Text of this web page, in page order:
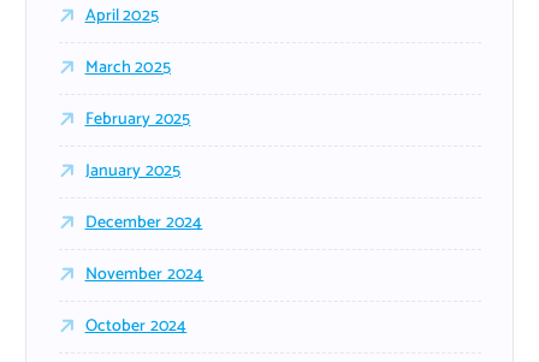
April 2025
March 2025
February 2025
January 2025
December 2024
November 2024
October 2024